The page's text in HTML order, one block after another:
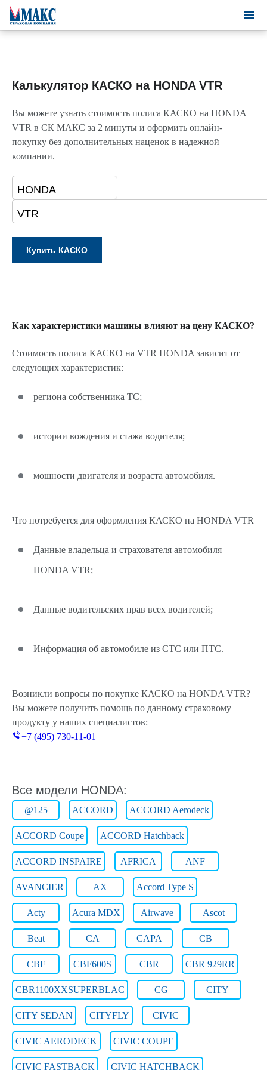
Калькулятор КАСКО на HONDA VTR
Вы можете узнать стоимость полиса КАСКО на HONDA
VTR в СК МАКС за 2 минуты и оформить онлайн-
покупку без дополнительных наценок в надежной
компании.
Как характеристики машины влияют на цену КАСКО?
Стоимость полиса КАСКО на VTR HONDA зависит от
следующих характеристик:
региона собственника ТС;
истории вождения и стажа водителя;
мощности двигателя и возраста автомобиля.
Что потребуется для оформления КАСКО на HONDA VTR
Данные владельца и страхователя автомобиля
HONDA VTR;
Данные водительских прав всех водителей;
Информация об автомобиле из СТС или ПТС.
Возникли вопросы по покупке КАСКО на HONDA VTR?
Вы можете получить помощь по данному страховому
продукту у наших специалистов:
+7 (495) 730-11-01
Все модели HONDA:
@125 ACCORD ACCORD Aerodeck
ACCORD Coupe ACCORD Hatchback
ACCORD INSPAIRE AFRICA ANF
AVANCIER AX Accord Type S
Acty Acura MDX Airwave Ascot
Beat CA CAPA CB
CBF CBF600S CBR CBR 929RR
CBR1100XXSUPERBLAC CG CITY
CITY SEDAN CITYFLY CIVIC
CIVIC AERODECK CIVIC COUPE
CIVIC FASTBACK CIVIC HATCHBACK